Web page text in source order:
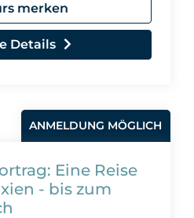
merken
Details
ANMELDUNG MÖGLICH
Eine Reise
- bis zum